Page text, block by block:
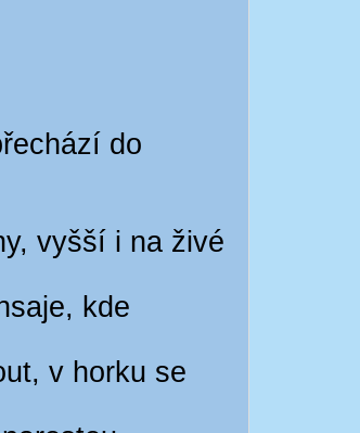
do
vyšší i na živé
kde
v horku se